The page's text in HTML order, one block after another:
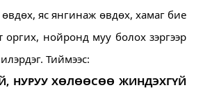
оргих, нойронд муу болох зэргээр
Тиймээс:
НУРУУ ХӨЛӨӨСӨӨ ЖИНДЭХГҮЙ